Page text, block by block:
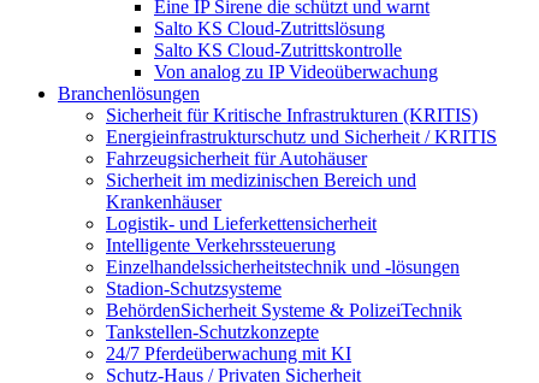
Eine IP Sirene die schützt und warnt
Salto KS Cloud-Zutrittslösung
Salto KS Cloud-Zutrittskontrolle
Von analog zu IP Videoüberwachung
Branchenlösungen
Sicherheit für Kritische Infrastrukturen (KRITIS)
Energieinfrastrukturschutz und Sicherheit / KRITIS
Fahrzeugsicherheit für Autohäuser
Sicherheit im medizinischen Bereich und
Krankenhäuser
Logistik- und Lieferkettensicherheit
Intelligente Verkehrssteuerung
Einzelhandelssicherheitstechnik und -lösungen
Stadion-Schutzsysteme
BehördenSicherheit Systeme & PolizeiTechnik
Tankstellen-Schutzkonzepte​
24/7 Pferdeüberwachung mit KI
Schutz-Haus / Privaten Sicherheit